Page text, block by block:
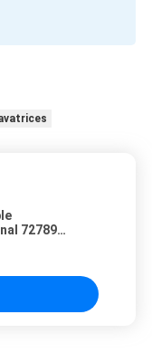
72789
moteur
voyage